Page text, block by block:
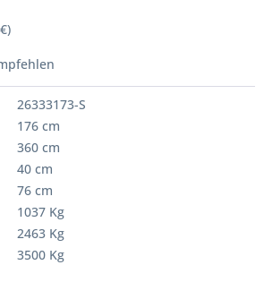
26333173-S
176 cm
360 cm
40 cm
76 cm
1037 Kg
2463 Kg
3500 Kg